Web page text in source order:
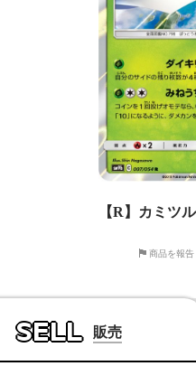
【R】カミツ
商品を報告
SELL 販売